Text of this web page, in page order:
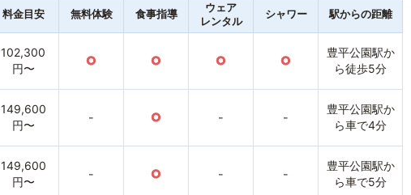
料金目安 無料体験 食事指導
ウェア
レンタル
シャワー 駅からの距離
102,300
円〜
○ ○ ○ ○
豊平公園駅か
ら徒歩5分
149,600
円〜
- ○ - -
豊平公園駅か
ら車で4分
149,600
円〜
- ○ - -
豊平公園駅か
ら車で5分